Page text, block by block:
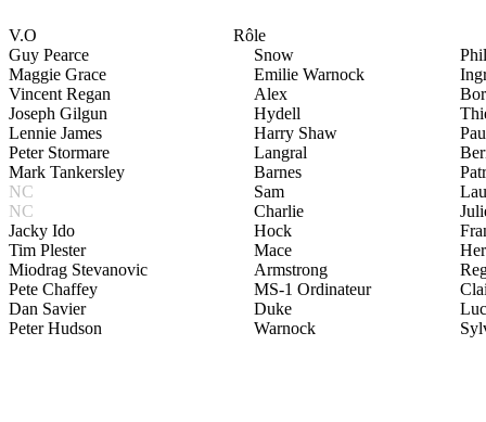
V.O
Rôle
Guy Pearce
Snow
Maggie Grace
Emilie Warnock
Vincent Regan
Alex
Joseph Gilgun
Hydell
Lennie James
Harry Shaw
Peter Stormare
Langral
Mark Tankersley
Barnes
NC
Sam
NC
Charlie
Jacky Ido
Hock
Tim Plester
Mace
Miodrag Stevanovic
Armstrong
Pete Chaffey
MS-1 Ordinateur
Dan Savier
Duke
Peter Hudson
Warnock